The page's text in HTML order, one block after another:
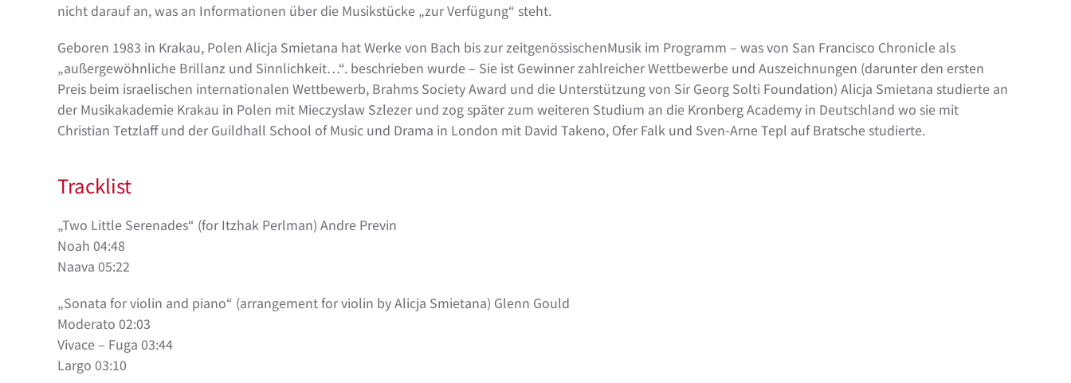
nicht darauf an, was an Informationen über die Musikstücke „zur Verfügung“ steht.
Geboren 1983 in Krakau, Polen Alicja Smietana hat Werke von Bach bis zur zeitgenössischenMusik im Programm – was von San Francisco Chronicle als
„außergewöhnliche Brillanz und Sinnlichkeit…“. beschrieben wurde – Sie ist Gewinner zahlreicher Wettbewerbe und Auszeichnungen (darunter den ersten
Preis beim israelischen internationalen Wettbewerb, Brahms Society Award und die Unterstützung von Sir Georg Solti Foundation) Alicja Smietana studierte an
der Musikakademie Krakau in Polen mit Mieczyslaw Szlezer und zog später zum weiteren Studium an die Kronberg Academy in Deutschland wo sie mit
Christian Tetzlaff und der Guildhall School of Music und Drama in London mit David Takeno, Ofer Falk und Sven-Arne Tepl auf Bratsche studierte.
Tracklist
„Two Little Serenades“ (for Itzhak Perlman) Andre Previn
Noah 04:48
Naava 05:22
„Sonata for violin and piano“ (arrangement for violin by Alicja Smietana) Glenn Gould
Moderato 02:03
Vivace – Fuga 03:44
Largo 03:10